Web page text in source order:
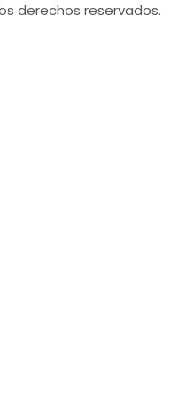
derechos reservados.